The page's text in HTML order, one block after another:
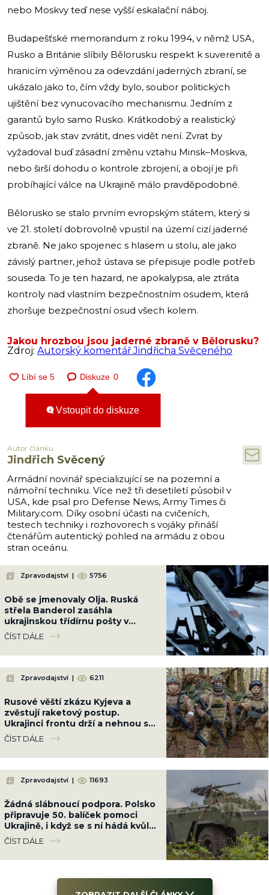
nebo Moskvy teď nese vyšší eskalační náboj.
Budapešťské memorandum z roku 1994, v němž USA,
Rusko a Británie slíbily Bělorusku respekt k suverenitě a
hranicím výměnou za odevzdání jaderných zbraní, se
ukázalo jako to, čím vždy bylo, soubor politických
ujištění bez vynucovacího mechanismu. Jedním z
garantů bylo samo Rusko. Krátkodobý a realistický
způsob, jak stav zvrátit, dnes vidět není. Zvrat by
vyžadoval buď zásadní změnu vztahu Minsk–Moskva,
nebo širší dohodu o kontrole zbrojení, a obojí je při
probíhající válce na Ukrajině málo pravděpodobné.
Bělorusko se stalo prvním evropským státem, který si
ve 21. století dobrovolně vpustil na území cizí jaderné
zbraně. Ne jako spojenec s hlasem u stolu, ale jako
závislý partner, jehož ústava se přepisuje podle potřeb
souseda. To je ten hazard, ne apokalypsa, ale ztráta
kontroly nad vlastním bezpečnostním osudem, která
zhoršuje bezpečnostní osud všech kolem.
Jakou hrozbou jsou jaderné zbraně v Bělorusku?
Zdroj: Autorský komentář Jindřicha Svěceného
Diskuze 0
Vstoupit do diskuze
Autor článku
Jindřich Svěcený
Armádní novinář specializující se na pozemní a
námořní techniku. Více než tři desetiletí působil v
USA, kde psal pro Defense News, Army Times či
Military.com. Díky osobní účasti na cvičeních,
testech techniky i rozhovorech s vojáky přináší
čtenářům autentický pohled na armádu z obou
stran oceánu.
Zpravodajství | 5756
Obě se jmenovaly Olja. Ruská
střela Banderol zasáhla
ukrajinskou třídírnu pošty v
Pavlogradu a zabila dvě poštovní
úřednice
ČÍST DÁLE
Zpravodajství | 6211
Rusové věští zkázu Kyjeva a
zvěstují raketový postup.
Ukrajinci frontu drží a nehnou se
ani o metr
ČÍST DÁLE
Zpravodajství | 11693
Žádná slábnoucí podpora. Polsko
připravuje 50. balíček pomoci
Ukrajině, i když se s ní hádá kvůli
Banderovi
ČÍST DÁLE